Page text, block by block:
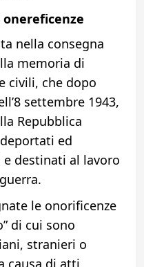
nella consegna
memoria di
civili, che dopo
settembre 1943,
Repubblica
ed
destinati al lavoro
le onorificenze
di cui sono
stranieri o